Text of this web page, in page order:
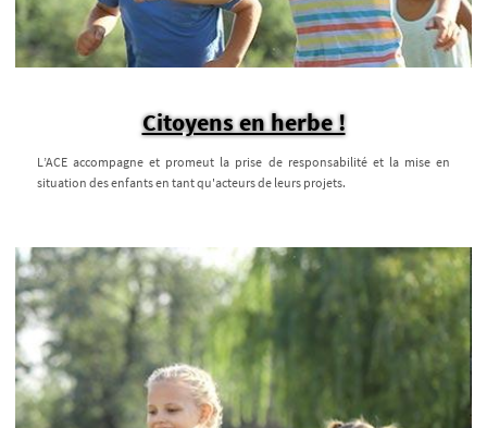
Citoyens en herbe !
L’ACE accompagne et promeut la prise de responsabilité et la mise en
situation des enfants en tant qu'acteurs de leurs projets.